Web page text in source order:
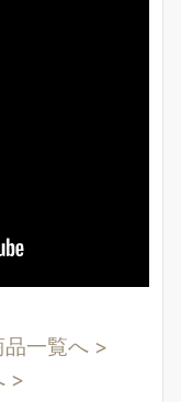
一覧へ >
>